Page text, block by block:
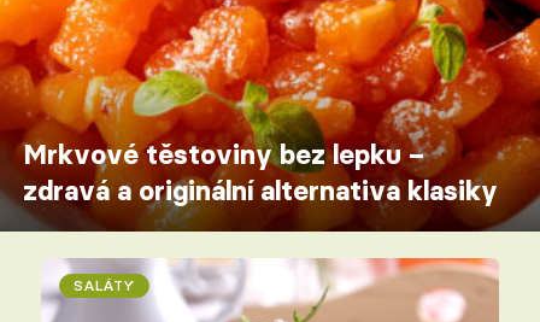
Mrkvové těstoviny bez lepku –
zdravá a originální alternativa klasiky
SALÁTY